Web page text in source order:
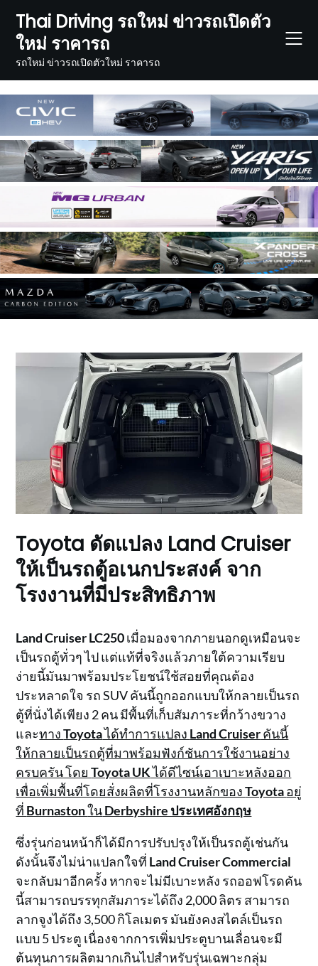
content
Thai Driving รถใหม่ ข่าวรถเปิดตัว
ใหม่ ราคารถ
รถใหม่ ข่าวรถเปิดตัวใหม่ ราคารถ
Toyota ดัดแปลง Land Cruiser
ให้เป็นรถตู้อเนกประสงค์ จาก
โรงงานที่มีประสิทธิภาพ
Land Cruiser LC250เมื่อมองจากภายนอกดูเหมือนจะ
เป็นรถตู้ทั่วๆ ไป แต่แท้ที่จริงแล้วภายใต้ความเรียบ
ง่ายนี้มันมาพร้อมประโยชน์ใช้สอยที่คุณต้อง
ประหลาดใจ รถ SUV คันนี้ถูกออกแบบให้กลายเป็นรถ
ตู้ที่นั่งได้เพียง 2 คน มีพื้นที่เก็บสัมภาระที่กว้างขวาง
และทางToyotaได้ทำการแปลง Land Cruiserคันนี้
ให้กลายเป็นรถตู้ที่มาพร้อมฟังก์ชันการใช้งานอย่าง
ครบครัน โดยToyota UKได้ดีไซน์เอาเบาะหลังออก
เพื่อเพิ่มพื้นที่โดยสั่งผลิตที่โรงงานหลักของToyotaอยู่
ที่ BurnastonในDerbyshire ประเทศอังกฤษ
ซึ่งรุ่นก่อนหน้าก็ได้มีการปรับปรุงให้เป็นรถตู้เช่นกัน
ดังนั้นจึงไม่น่าแปลกใจที่ Land Cruiser Commercial
จะกลับมาอีกครั้ง หากจะไม่มีเบาะหลัง รถออฟโรดคัน
นี้สามารถบรรทุกสัมภาระได้ถึง 2,000 ลิตร สามารถ
ลากจูงได้ถึง 3,500 กิโลเมตร มันยังคงสไตล์เป็นรถ
แบบ 5 ประตู เนื่องจากการเพิ่มประตูบานเลื่อนจะมี
ต้นทุนการผลิตมากเกินไปสำหรับรุ่นเฉพาะกลุ่ม